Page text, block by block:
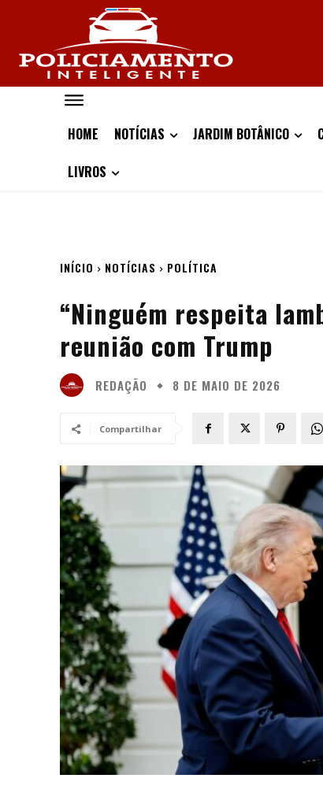
HOME NOTÍCIAS JARDIM BOTÂNICO
LIVROS
INÍCIO NOTÍCIAS POLÍTICA
“Ninguém respeita
reunião com Trump
REDAÇÃO 8 DE MAIO DE 2026
Compartilhar